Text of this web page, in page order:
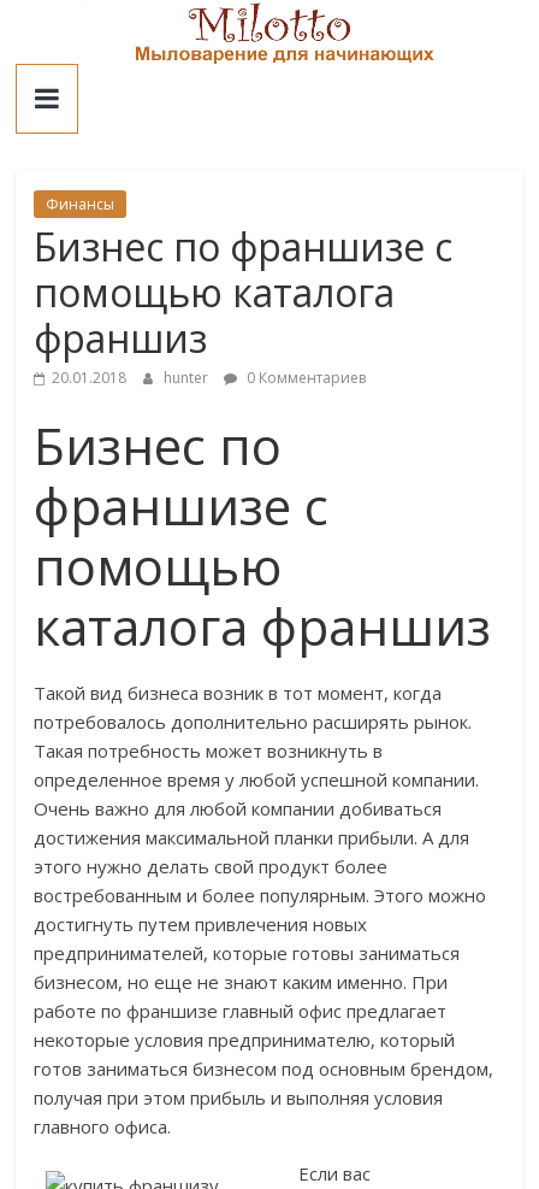
contentМилотто
Финансы
Бизнес по франшизе с
помощью каталога
франшиз
20.01.2018 hunter 0 Комментариев
Бизнес по
франшизе с
помощью
каталога франшиз
Такой вид бизнеса возник в тот момент, когда
потребовалось дополнительно расширять рынок.
Такая потребность может возникнуть в
определенное время у любой успешной компании.
Очень важно для любой компании добиваться
достижения максимальной планки прибыли. А для
этого нужно делать свой продукт более
востребованным и более популярным. Этого можно
достигнуть путем привлечения новых
предпринимателей, которые готовы заниматься
бизнесом, но еще не знают каким именно. При
работе по франшизе главный офис предлагает
некоторые условия предпринимателю, который
готов заниматься бизнесом под основным брендом,
получая при этом прибыль и выполняя условия
главного офиса.
Если вас